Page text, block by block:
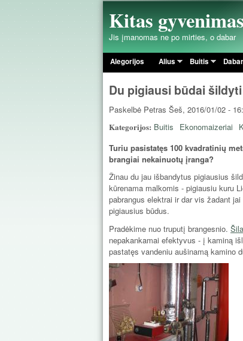
Kitas
Jis įmanomas ne po mirties, o dabar
Pagrindinis meniu
Alegorijos Alius Buitis Dabar
Du pigiausi būdai
Paskelbė Petras Šeš, 2016/01/02 -
Kategorijos: Buitis Ekonomaizeriai
Turiu pasistatęs 100 kvadratinių
brangiai nekainuotų įranga?
Žinau du jau išbandytus pigiausius
kūrenama malkomis - pigiausiu kuru
pabrangus elektrai ir dar vis žadant
pigiausius būdus.
Pradėkime nuo truputį brangesnio.
nepakankamai efektyvus - į kaminą
pastatęs vandeniu aušinamą kamino